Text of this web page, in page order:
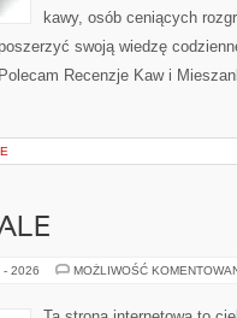
kawy, osób ceniących
swoją wiedzę
Recenzje Kaw i
- 2026 MOŻLIWOŚĆ